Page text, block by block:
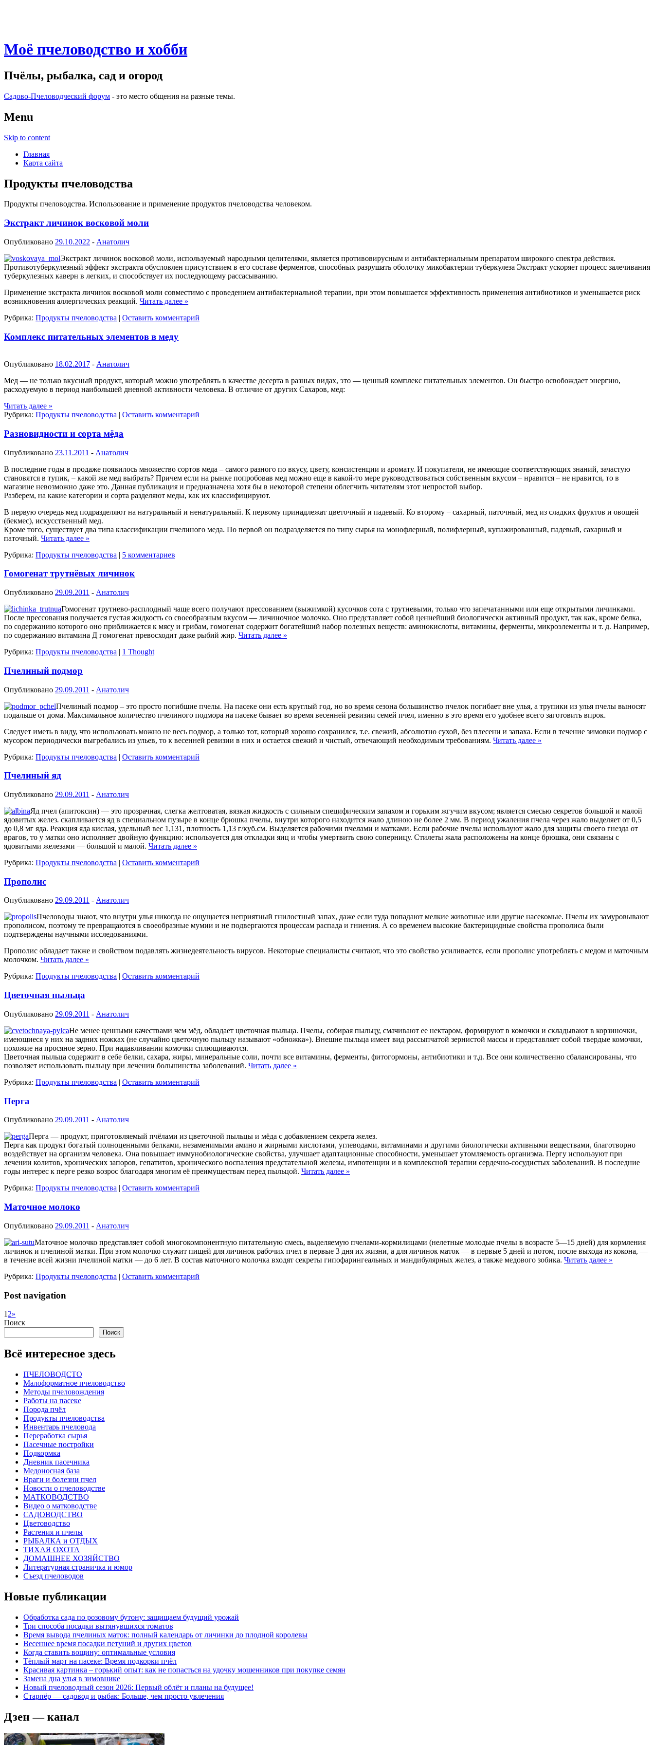
Моё пчеловодство и хобби
Пчёлы, рыбалка, сад и огород
Садово-Пчеловодческий форум - это место общения на разные темы.
Menu
Skip to content
Главная
Карта сайта
Продукты пчеловодства
Продукты пчеловодства. Использование и применение продуктов пчеловодства человеком.
Экстракт личинок восковой моли
Опубликовано 29.10.2022 - Анатолич
Экстракт личинок восковой моли, используемый народными целителями, является противовирусным и антибактериальным препаратом широкого спектра действия.
Противотуберкулезный эффект экстракта обусловлен присутствием в его составе ферментов, способных разрушать оболочку микобактерии туберкулеза Экстракт ускоряет процесс залечивания
туберкулезных каверн в легких, и способствует их последующему рассасыванию.
Применение экстракта личинок восковой моли совместимо с проведением антибактериальной терапии, при этом повышается эффективность применения антибиотиков и уменьшается риск
возникновения аллергических реакций. Читать далее »
Рубрика: Продукты пчеловодства | Оставить комментарий
Комплекс питательных элементов в меду
Опубликовано 18.02.2017 - Анатолич
Мед — не только вкусный продукт, который можно употреблять в качестве десерта в разных видах, это — ценный комплекс питательных элементов. Он быстро освобождает энергию,
расходуемую в период наибольшей дневной активности человека. В отличие от других Сахаров, мед:
Читать далее »
Рубрика: Продукты пчеловодства | Оставить комментарий
Разновидности и сорта мёда
Опубликовано 23.11.2011 - Анатолич
В последние годы в продаже появилось множество сортов меда – самого разного по вкусу, цвету, консистенции и аромату. И покупатели, не имеющие соответствующих знаний, зачастую
становятся в тупик, – какой же мед выбрать? Причем если на рынке попробовав мед можно еще в какой-то мере руководствоваться собственным вкусом – нравится – не нравится, то в
магазине невозможно даже это. Данная публикация и предназначена хотя бы в некоторой степени облегчить читателям этот непростой выбор.
Разберем, на какие категории и сорта разделяют меды, как их классифицируют.
В первую очередь мед подразделяют на натуральный и ненатуральный. К первому принадлежат цветочный и падевый. Ко второму – сахарный, паточный, мед из сладких фруктов и овощей
(бекмес), искусственный мед.
Кроме того, существует два типа классификации пчелиного меда. По первой он подразделяется по типу сырья на монофлерный, полифлерный, купажированный, падевый, сахарный и
паточный. Читать далее »
Рубрика: Продукты пчеловодства | 5 комментариев
Гомогенат трутнёвых личинок
Опубликовано 29.09.2011 - Анатолич
Гомогенат трутнево-расплодный чаще всего получают прессованием (выжимкой) кусочков сота с трутневыми, только что запечатанными или еще открытыми личинками.
После прессования получается густая жидкость со своеобразным вкусом — личиночное молочко. Оно представляет собой ценнейший биологически активный продукт, так как, кроме белка,
по содержанию которого оно приближается к мясу и грибам, гомогенат содержит богатейший набор полезных веществ: аминокислоты, витамины, ферменты, микроэлементы и т. д. Например,
по содержанию витамина Д гомогенат превосходит даже рыбий жир. Читать далее »
Рубрика: Продукты пчеловодства | 1 Thought
Пчелиный подмор
Опубликовано 29.09.2011 - Анатолич
Пчелиный подмор – это просто погибшие пчелы. На пасеке они есть круглый год, но во время сезона большинство пчелок погибает вне улья, а трупики из улья пчелы выносят
подальше от дома. Максимальное количество пчелиного подмора на пасеке бывает во время весенней ревизии семей пчел, именно в это время его удобнее всего заготовить впрок.
Следует иметь в виду, что использовать можно не весь подмор, а только тот, который хорошо сохранился, т.е. свежий, абсолютно сухой, без плесени и запаха. Если в течение зимовки подмор с
мусором периодически выгребались из ульев, то к весенней ревизии в них и остается свежий и чистый, отвечающий необходимым требованиям. Читать далее »
Рубрика: Продукты пчеловодства | Оставить комментарий
Пчелиный яд
Опубликовано 29.09.2011 - Анатолич
Яд пчел (апитоксин) — это прозрачная, слегка желтоватая, вязкая жидкость с сильным специфическим запахом и горьким жгучим вкусом; является смесью секретов большой и малой
ядовитых желез. скапливается яд в специальном пузыре в конце брюшка пчелы, внутри которого находится жало длиною не более 2 мм. В период ужаления пчела через жало выделяет от 0,5
до 0,8 мг яда. Реакция яда кислая, удельный вес 1,131, плотность 1,13 г/куб.см. Выделяется рабочими пчелами и матками. Если рабочие пчелы используют жало для защиты своего гнезда от
врагов, то у матки оно исполняет двойную функцию: используется для откладки яиц и чтобы умертвить свою соперницу. Стилеты жала расположены на конце брюшка, они связаны с
ядовитыми железами — большой и малой. Читать далее »
Рубрика: Продукты пчеловодства | Оставить комментарий
Прополис
Опубликовано 29.09.2011 - Анатолич
Пчеловоды знают, что внутри улья никогда не ощущается неприятный гнилостный запах, даже если туда попадают мелкие животные или другие насекомые. Пчелы их замуровывают
прополисом, поэтому те превращаются в своеобразные мумии и не подвергаются процессам распада и гниения. А со временем высокие бактерицидные свойства прополиса были
подтверждены научными исследованиями.
Прополис обладает также и свойством подавлять жизнедеятельность вирусов. Некоторые специалисты считают, что это свойство усиливается, если прополис употреблять с медом и маточным
молочком. Читать далее »
Рубрика: Продукты пчеловодства Оставить комментарий
Цветочная пыльца
Опубликовано 29.09.2011 - Анатолич
Не менее ценными качествами чем мёд, обладает цветочная пыльца. Пчелы, собирая пыльцу, смачивают ее нектаром, формируют в комочки и складывают в корзиночки,
имеющиеся у них на задних ножках (не случайно цветочную пыльцу называют «обножка»). Внешне пыльца имеет вид рассыпчатой зернистой массы и представляет собой твердые комочки,
похожие на просяное зерно. При надавливании комочки сплющиваются.
Цветочная пыльца содержит в себе белки, сахара, жиры, минеральные соли, почти все витамины, ферменты, фитогормоны, антибиотики и т.д. Все они количественно сбалансированы, что
позволяет использовать пыльцу при лечении большинства заболеваний. Читать далее »
Рубрика: Продукты пчеловодства | Оставить комментарий
Перга
Опубликовано 29.09.2011 - Анатолич
Перга — продукт, приготовляемый пчёлами из цветочной пыльцы и мёда с добавлением секрета желез.
Перга как продукт богатый полноценными белками, незаменимыми амино и жирными кислотами, углеводами, витаминами и другими биологически активными веществами, благотворно
воздействует на организм человека. Она повышает иммунобиологические свойства, улучшает адаптационные способности, уменьшает утомляемость организма. Пергу используют при
лечении колитов, хронических запоров, гепатитов, хронического воспаления предстательной железы, импотенции и в комплексной терапии сердечно-сосудистых заболеваний. В последние
годы интерес к перге резко возрос благодаря многим её преимуществам перед пыльцой. Читать далее »
Рубрика: Продукты пчеловодства | Оставить комментарий
Маточное молоко
Опубликовано 29.09.2011 - Анатолич
Маточное молочко представляет собой многокомпонентную питательную смесь, выделяемую пчелами-кормилицами (нелетные молодые пчелы в возрасте 5—15 дней) для кормления
личинок и пчелиной матки. При этом молочко служит пищей для личинок рабочих пчел в первые 3 дня их жизни, а для личинок маток — в первые 5 дней и потом, после выхода из кокона, —
в течение всей жизни пчелиной матки — до 6 лет. В состав маточного молочка входят секреты гипофарингеальных и мандибулярных желез, а также медового зобика. Читать далее »
Рубрика: Продукты пчеловодства | Оставить комментарий
Post navigation
1 2»
Поиск
Поиск
Всё интересное здесь
ПЧЕЛОВОДСТО
Малоформатное пчеловодство
Методы пчеловождения
Работы на пасеке
Порода пчёл
Продукты пчеловодства
Инвентарь пчеловода
Переработка сырья
Пасечные постройки
Подкормка
Дневник пасечника
Медоносная база
Враги и болезни пчел
Новости о пчеловодстве
МАТКОВОДСТВО
Видео о матководстве
САДОВОДСТВО
Цветоводство
Растения и пчелы
РЫБАЛКА и ОТДЫХ
ТИХАЯ ОХОТА
ДОМАШНЕЕ ХОЗЯЙСТВО
Литературная страничка и юмор
Съезд пчеловодов
Новые публикации
Обработка сада по розовому бутону: защищаем будущий урожай
Три способа посадки вытянувшихся томатов
Время вывода пчелиных маток: полный календарь от личинки до плодной королевы
Весеннее время посадки петуний и других цветов
Когда ставить вощину: оптимальные условия
Тёплый март на пасеке: Время подкорки пчёл
Красивая картинка – горький опыт: как не попасться на удочку мошенников при покупке семян
Замена дна улья в зимовнике
Новый пчеловодный сезон 2026: Первый облёт и планы на будущее!
Старпёр — садовод и рыбак: Больше, чем просто увлечения
Дзен — канал